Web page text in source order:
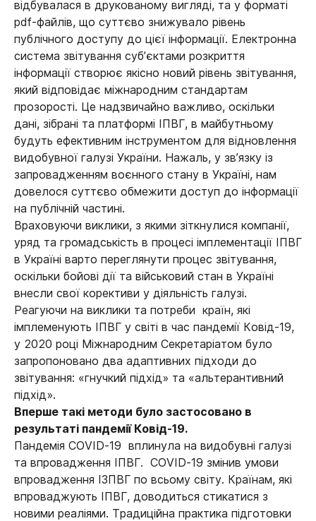
відбувалася в друкованому вигляді, та у форматі
pdf-файлів, що суттєво знижувало рівень
публічного доступу до цієї інформації. Електронна
система звітування суб’єктами розкриття
інформації створює якісно новий рівень звітування,
який відповідає міжнародним стандартам
прозорості. Це надзвичайно важливо, оскільки
дані, зібрані та платформі ІПВГ, в майбутньому
будуть ефективним інструментом для відновлення
видобувної галузі України. Нажаль, у зв’язку із
запровадженням воєнного стану в Україні, нам
довелося суттєво обмежити доступ до інформації
на публічній частині.
Враховуючи виклики, з якими зіткнулися компанії,
уряд та громадськість в процесі імплементації ІПВГ
в Україні варто переглянути процес звітування,
оскільки бойові дії та військовий стан в Україні
внесли свої корективи у діяльність галузі.
Реагуючи на виклики та потреби країн, які
імплеменують ІПВГ у світі в час пандемії Ковід-19,
у 2020 році Міжнародним Секретаріатом було
запропоновано два адаптивних підходи до
звітування: «гнучкий підхід» та «альтерантивний
підхід».
Вперше такі методи було застосовано в
результаті пандемії Ковід-19.
Пандемія COVID-19 вплинула на видобувні галузі
та впровадження ІПВГ. COVID-19 змінив умови
впровадження ІЗПВГ по всьому світу. Країнам, які
впроваджують ІПВГ, доводиться стикатися з
новими реаліями. Традиційна практика підготовки